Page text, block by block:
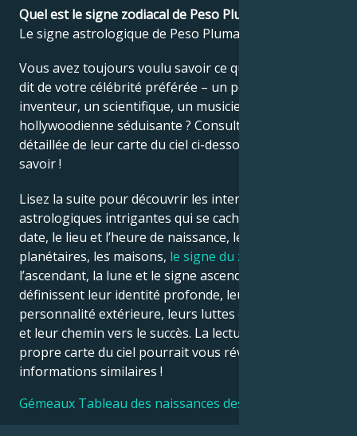
Quel est le signe zodiacal de Peso Pluma ?
Le signe astrologique de Peso Pluma est Gémeaux.
Vous avez toujours voulu savoir ce que l’astrologie
dit de votre célébrité préférée – un politicien, un
inventeur, un scientifique, un musicien ou une star
hollywoodienne séduisante ? Consultez l’analyse
détaillée de leur carte du ciel ci-dessous pour le
savoir !
Lisez la suite pour découvrir les interprétations
astrologiques intrigantes qui se cachent derrière la
date, le lieu et l’heure de naissance, les positions
planétaires, les maisons, le signe du zodiaque
l’ascendant, la lune et le signe ascendant – qui
définissent leur identité profonde, leur ego, leur
personnalité extérieure, leurs luttes émotionnelles
et leur chemin vers le succès. La lecture de votre
propre carte du ciel pourrait vous révéler des
informations similaires !
Gémeaux Tableau des naissances des célébrités